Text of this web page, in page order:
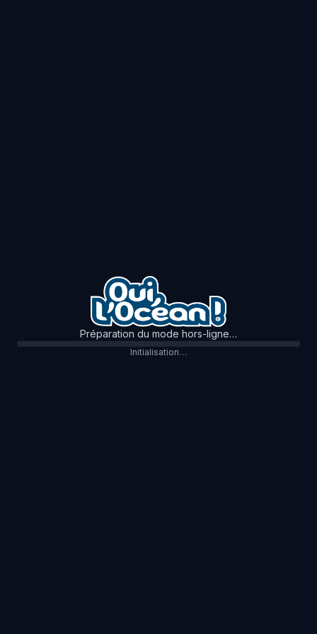
Préparation du mode hors-ligne…
Initialisation…